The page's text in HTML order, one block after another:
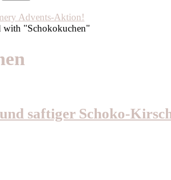
with "Schokokuchen"
saftiger Schoko-